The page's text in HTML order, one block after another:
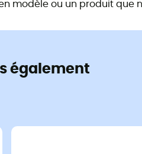
modèle ou un produit que
également